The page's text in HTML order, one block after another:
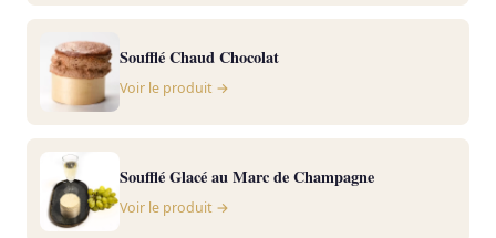
Soufflé Chaud Chocolat
Voir le produit →
Soufflé Glacé au Marc de Champagne
Voir le produit →